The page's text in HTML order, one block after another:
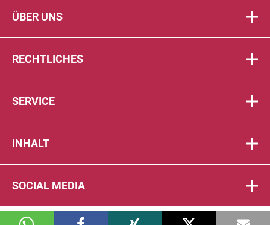
ÜBER UNS
RECHTLICHES
SERVICE
INHALT
SOCIAL MEDIA